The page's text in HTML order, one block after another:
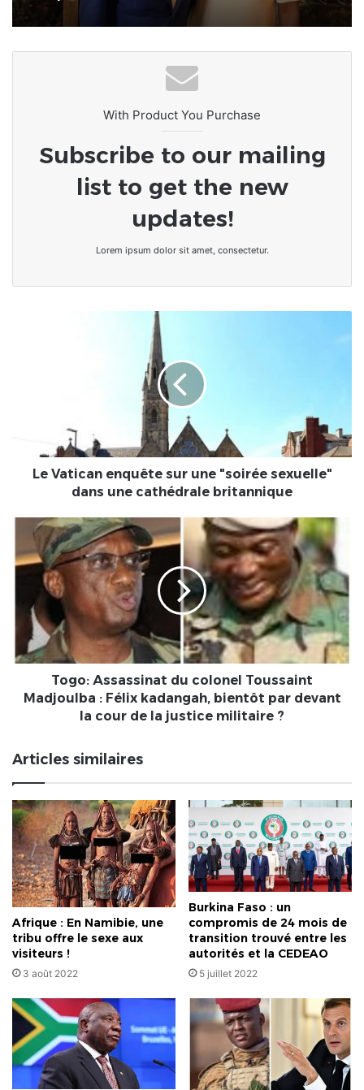
Élection présidentielle au Bénin :
Romuald Wadagni plébiscité dès le
premier tourWith Product You Purchase
Subscribe to our mailing
list to get the new
updates!
Lorem ipsum dolor sit amet, consectetur.
cathédrale
Le Vatican enquête sur une "soirée sexuelle"
dans une cathédrale britannique
Assassinat
du
Toussaint
Madjoulba
Félix
kadangah,
par
de
la
militaire
?
Togo: Assassinat du colonel Toussaint
Madjoulba : Félix kadangah, bientôt par devant
la cour de la justice militaire ?
Articles similaires
Afrique : En Namibie, une
tribu offre le sexe aux
visiteurs !
3 août 2022
Burkina Faso : un
compromis de 24 mois de
transition trouvé entre les
autorités et la CEDEAO
5 juillet 2022